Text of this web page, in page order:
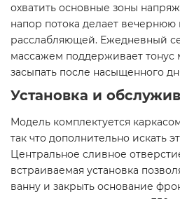
охватить основные зоны
напор потока делает
расслабляющей. Ежедневный
массажем поддерживает
засыпать после насыщенного
Установка и
Модель комплектуется
так что дополнительно искать
Центральное сливное
встраиваемая установка
ванну и закрыть основание